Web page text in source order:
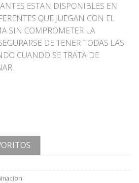
ESTAN DISPONIBLES EN
QUE JUEGAN CON EL
SIN COMPROMETER LA
DE TENER TODAS LAS
CUANDO SE TRATA DE